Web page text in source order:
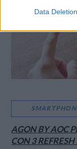
Data Deletion
AGON BY AOC
CON 3